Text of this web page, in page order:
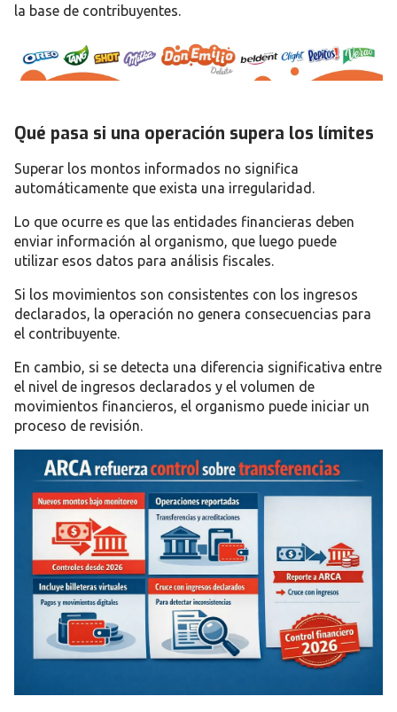
la base de contribuyentes.
Qué pasa si una operación supera los límites
Superar los montos informados no significa
automáticamente que exista una irregularidad.
Lo que ocurre es que las entidades financieras deben
enviar información al organismo, que luego puede
utilizar esos datos para análisis fiscales.
Si los movimientos son consistentes con los ingresos
declarados, la operación no genera consecuencias para
el contribuyente.
En cambio, si se detecta una diferencia significativa entre
el nivel de ingresos declarados y el volumen de
movimientos financieros, el organismo puede iniciar un
proceso de revisión.